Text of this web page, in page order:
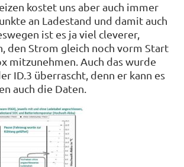
kostet uns aber auch immer
an Ladestand und damit auch
ist es ja viel cleverer,
den Strom gleich noch vorm Start
mitzunehmen. Auch das wurde
ID.3 überrascht, denn er kann es
auch die Daten.